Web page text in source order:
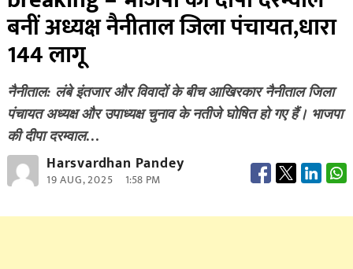
बनीं अध्यक्ष नैनीताल जिला पंचायत,धारा
144 लागू
नैनीताल: लंबे इंतजार और विवादों के बीच आखिरकार नैनीताल जिला
पंचायत अध्यक्ष और उपाध्यक्ष चुनाव के नतीजे घोषित हो गए हैं। भाजपा
की दीपा दरम्वाल…
Harsvardhan Pandey
19 AUG, 2025 1:58 PM